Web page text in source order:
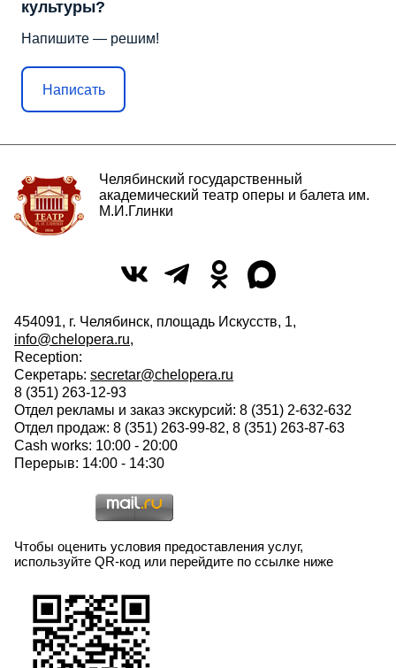
культуры?
Напишите — решим!
Написать
Челябинский государственный
академический театр оперы и балета им.
М.И.Глинки
454091, г. Челябинск, площадь Искусств, 1,
info@chelopera.ru,
Reception:
Секретарь: secretar@chelopera.ru
8 (351) 263-12-93
Отдел рекламы и заказ экскурсий: 8 (351) 2-632-632
Отдел продаж: 8 (351) 263-99-82, 8 (351) 263-87-63
Cash works: 10:00 - 20:00
Перерыв: 14:00 - 14:30
Чтобы оценить условия предоставления услуг,
используйте QR-код или перейдите по ссылке ниже